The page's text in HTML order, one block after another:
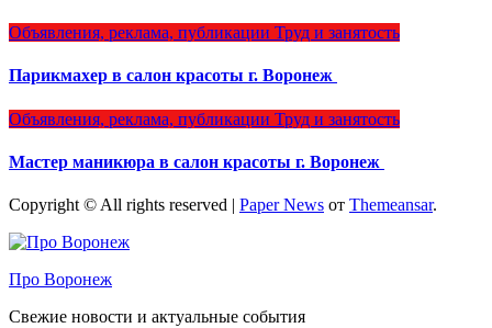
Объявления, реклама, публикации Труд и занятость
Парикмахер в салон красоты г. Воронеж
Объявления, реклама, публикации Труд и занятость
Мастер маникюра в салон красоты г. Воронеж
Copyright © All rights reserved | Paper News от Themeansar.
Про Воронеж
Свежие новости и актуальные события